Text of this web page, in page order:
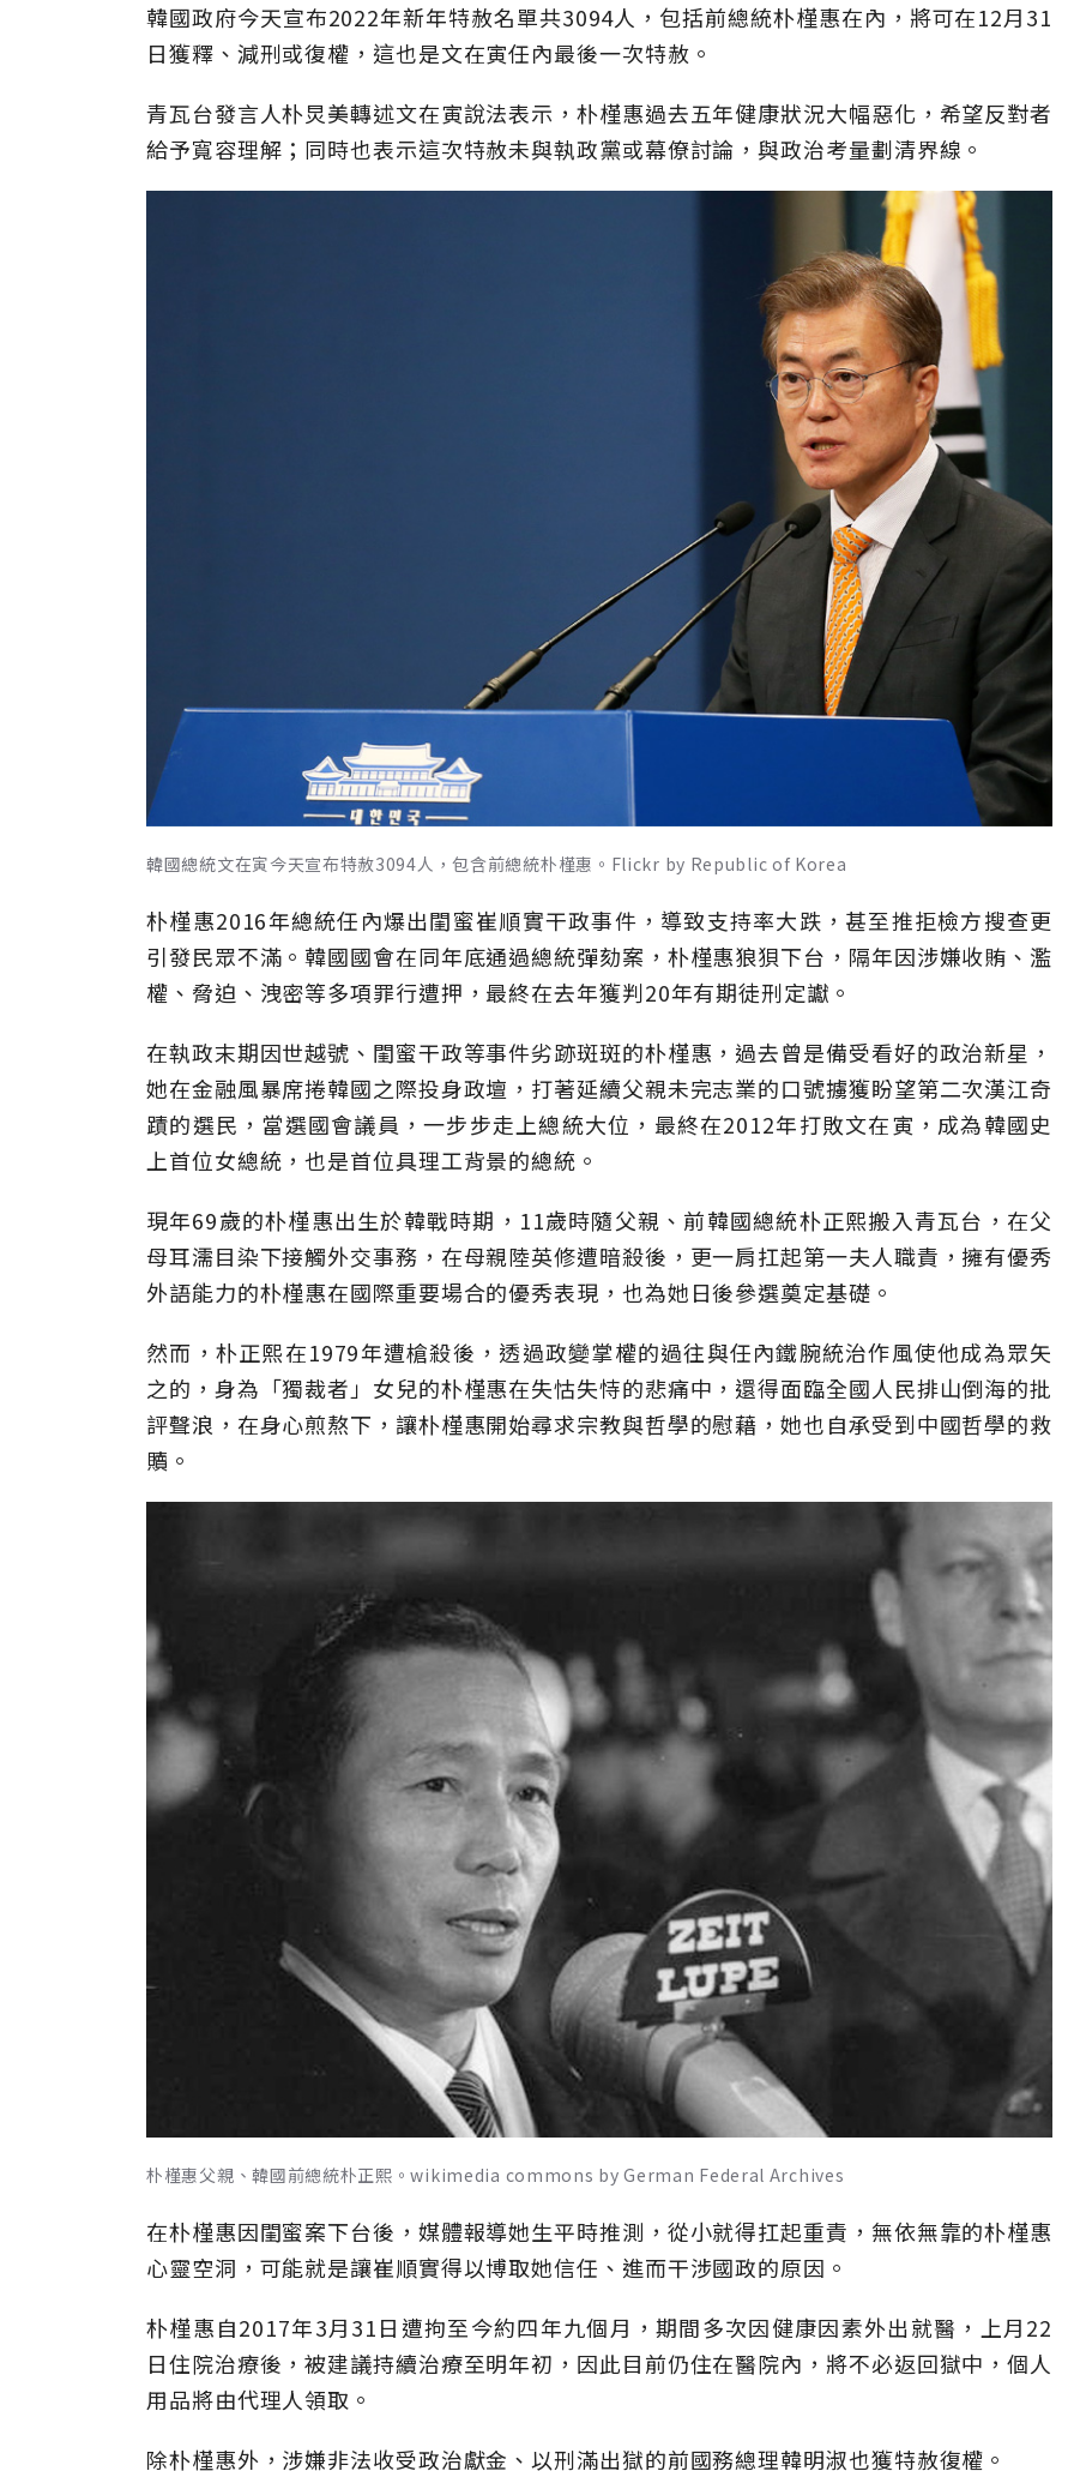
韓國政府今天宣布2022年新年特赦名單共3094人，包括前總統朴槿惠在內，將可在12月31
日獲釋、減刑或復權，這也是文在寅任內最後一次特赦。
青瓦台發言人朴炅美轉述文在寅說法表示，朴槿惠過去五年健康狀況大幅惡化，希望反對者
給予寬容理解；同時也表示這次特赦未與執政黨或幕僚討論，與政治考量劃清界線。
韓國總統文在寅今天宣布特赦3094人，包含前總統朴槿惠。Flickr by Republic of Korea
朴槿惠2016年總統任內爆出閨蜜崔順實干政事件，導致支持率大跌，甚至推拒檢方搜查更
引發民眾不滿。韓國國會在同年底通過總統彈劾案，朴槿惠狼狽下台，隔年因涉嫌收賄、濫
權、脅迫、洩密等多項罪行遭押，最終在去年獲判20年有期徒刑定讞。
在執政末期因世越號、閨蜜干政等事件劣跡斑斑的朴槿惠，過去曾是備受看好的政治新星，
她在金融風暴席捲韓國之際投身政壇，打著延續父親未完志業的口號擄獲盼望第二次漢江奇
蹟的選民，當選國會議員，一步步走上總統大位，最終在2012年打敗文在寅，成為韓國史
上首位女總統，也是首位具理工背景的總統。
現年69歲的朴槿惠出生於韓戰時期，11歲時隨父親、前韓國總統朴正熙搬入青瓦台，在父
母耳濡目染下接觸外交事務，在母親陸英修遭暗殺後，更一肩扛起第一夫人職責，擁有優秀
外語能力的朴槿惠在國際重要場合的優秀表現，也為她日後參選奠定基礎。
然而，朴正熙在1979年遭槍殺後，透過政變掌權的過往與任內鐵腕統治作風使他成為眾矢
之的，身為「獨裁者」女兒的朴槿惠在失怙失恃的悲痛中，還得面臨全國人民排山倒海的批
評聲浪，在身心煎熬下，讓朴槿惠開始尋求宗教與哲學的慰藉，她也自承受到中國哲學的救
贖。
朴槿惠父親、韓國前總統朴正熙。wikimedia commons by German Federal Archives
在朴槿惠因閨蜜案下台後，媒體報導她生平時推測，從小就得扛起重責，無依無靠的朴槿惠
心靈空洞，可能就是讓崔順實得以博取她信任、進而干涉國政的原因。
朴槿惠自2017年3月31日遭拘至今約四年九個月，期間多次因健康因素外出就醫，上月22
日住院治療後，被建議持續治療至明年初，因此目前仍住在醫院內，將不必返回獄中，個人
用品將由代理人領取。
除朴槿惠外，涉嫌非法收受政治獻金、以刑滿出獄的前國務總理韓明淑也獲特赦復權。